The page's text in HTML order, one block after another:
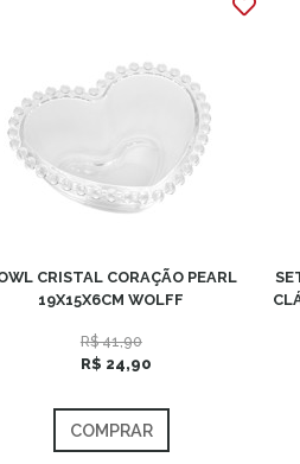
CRISTAL CORAÇÃO PEARL
19X15X6CM WOLFF
R$ 41,90
R$ 24,90
COMPRAR